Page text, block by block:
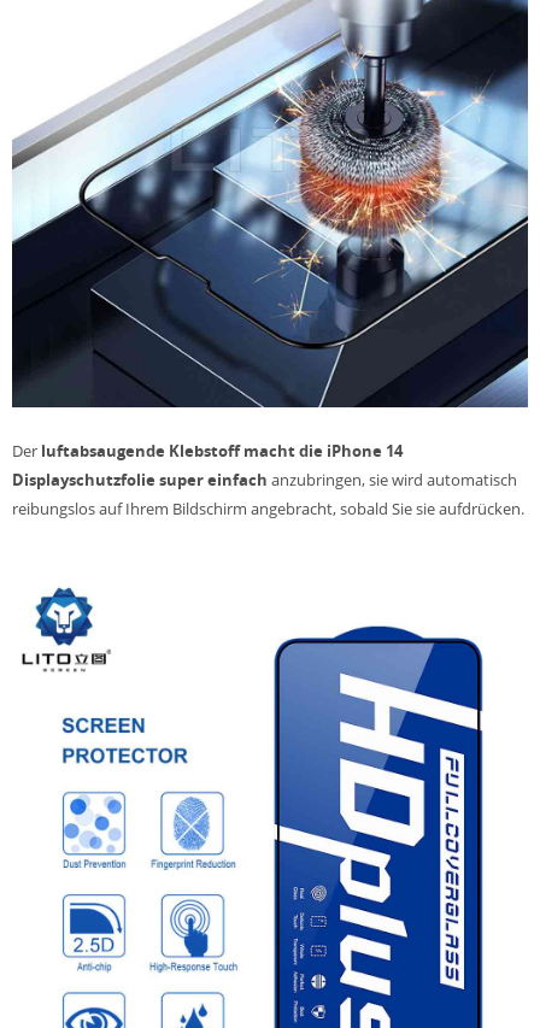
Der luftabsaugende Klebstoff macht die iPhone 14
Displayschutzfolie super einfach anzubringen, sie wird automatisch
reibungslos auf Ihrem Bildschirm angebracht, sobald Sie sie aufdrücken.